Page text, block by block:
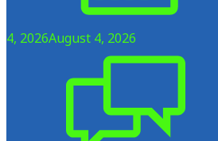
4, 2026August 4, 2026